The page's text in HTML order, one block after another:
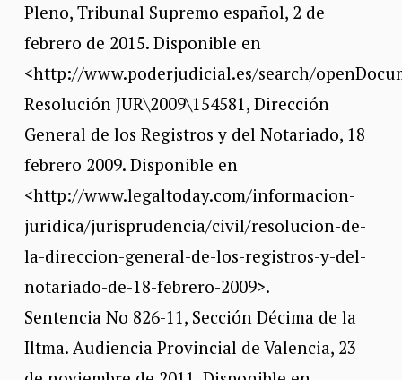
Pleno, Tribunal Supremo español, 2 de
febrero de 2015. Disponible en
<http://www.poderjudicial.es/search/
Resolución JUR\2009\154581, Dirección
General de los Registros y del Notariado, 18
febrero 2009. Disponible en
<http://www.legaltoday.com/informacion-
juridica/jurisprudencia/civil/resolucion-de-
la-direccion-general-de-los-registros-y-del-
notariado-de-18-febrero-2009>.
Sentencia No 826-11, Sección Décima de la
Iltma. Audiencia Provincial de Valencia, 23